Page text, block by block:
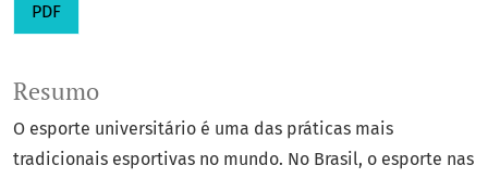
PDF
Resumo
O esporte universitário é uma das práticas mais
tradicionais esportivas no mundo. No Brasil, o esporte nas